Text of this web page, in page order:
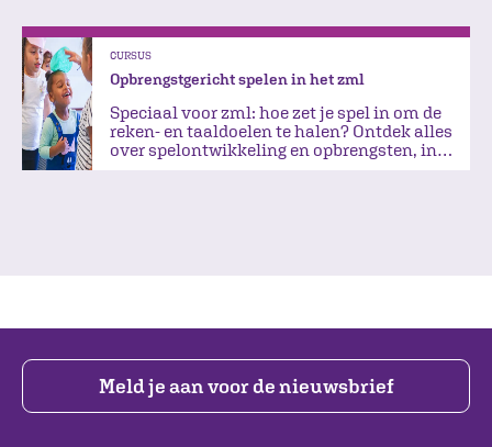
CURSUS
Opbrengstgericht spelen in het zml
Speciaal voor zml: hoe zet je spel in om de
reken- en taaldoelen te halen? Ontdek alles
over spelontwikkeling en opbrengsten, in
Meld je aan voor de nieuwsbrief